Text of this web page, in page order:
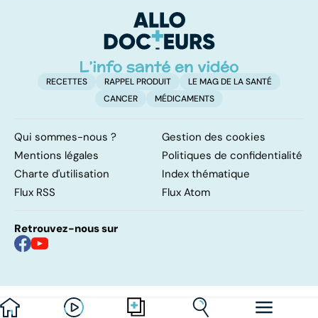
RECETTES RAPPEL PRODUIT
LE MAG DE LA SANTÉ
CANCER
MÉDICAMENTS
Qui sommes-nous ?
Gestion des cookies
Mentions légales
Politiques de confidentialité
Charte d'utilisation
Index thématique
Flux RSS
Flux Atom
Retrouvez-nous sur